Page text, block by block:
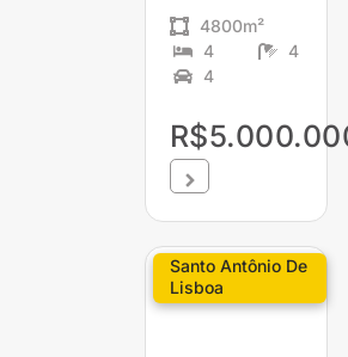
4800m²
4
4
4
Santo Antônio De
Lisboa